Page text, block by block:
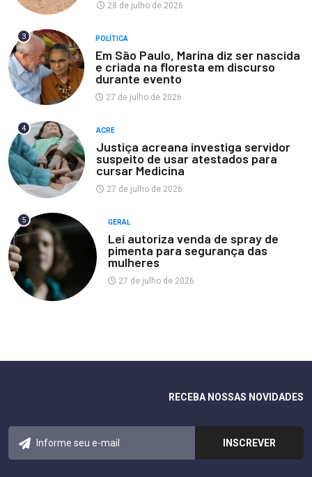
28 de julho de 2026
3 POLÍTICA
Em São Paulo, Marina diz ser nascida
e criada na floresta em discurso
durante evento
27 de julho de 2026
4 ACRE
Justiça acreana investiga servidor
suspeito de usar atestados para
cursar Medicina
27 de julho de 2026
5 GERAL
Lei autoriza venda de spray de
pimenta para segurança das
mulheres
27 de julho de 2026
RECEBA NOSSAS NOVIDADES